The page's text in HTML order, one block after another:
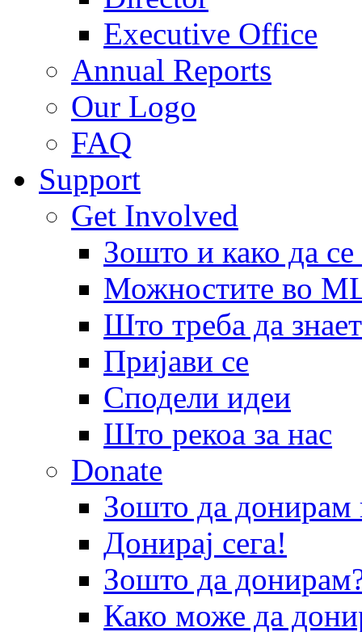
Executive Office
Annual Reports
Our Logo
FAQ
Support
Get Involved
Зошто и како да
Можностите во
Што треба да
Пријави се
Сподели идеи
Што рекоа за нас
Donate
Зошто да
Донирај сега!
Зошто да
Како може да